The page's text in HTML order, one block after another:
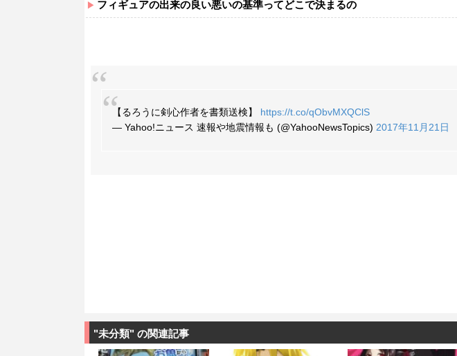
フィギュアの出来の良い悪いの基準ってどこで決まるの
【るろうに剣心作者を書類送検】 https://t.co/qObvMXQClS
— Yahoo!ニュース 速報や地震情報も (@YahooNewsTopics) 2017年11月21日
"未分類" の関連記事